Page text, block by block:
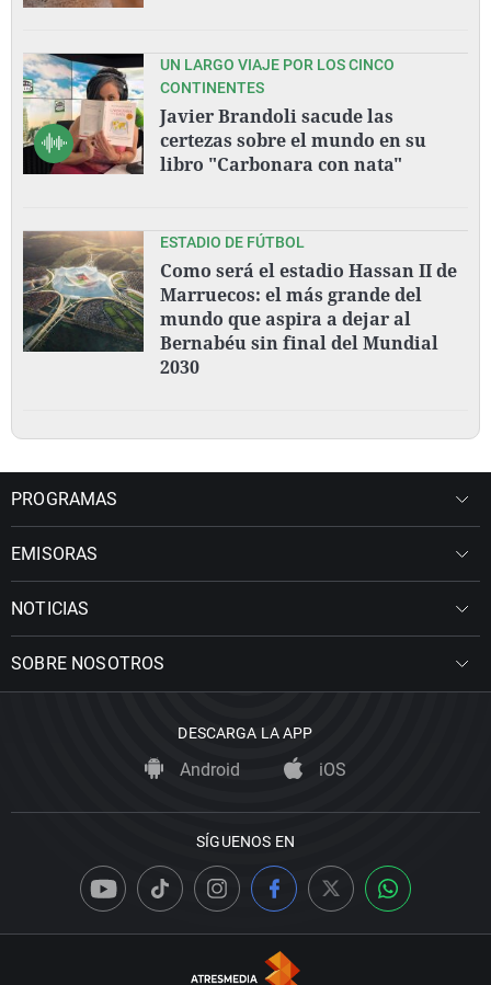
UN LARGO VIAJE POR LOS CINCO
CONTINENTES
Javier Brandoli sacude las
certezas sobre el mundo en su
libro "Carbonara con nata"
ESTADIO DE FÚTBOL
Como será el estadio Hassan II de
Marruecos: el más grande del
mundo que aspira a dejar al
Bernabéu sin final del Mundial
2030
PROGRAMAS
EMISORAS
NOTICIAS
SOBRE NOSOTROS
DESCARGA LA APP
Android iOS
SÍGUENOS EN